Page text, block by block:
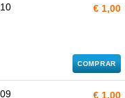
€ 1,00
COMPRAR
€ 1,00